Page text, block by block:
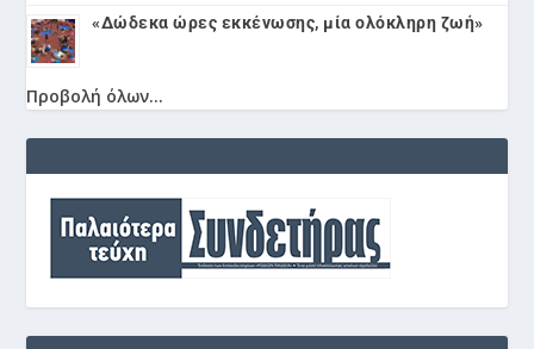
«Δώδεκα ώρες εκκένωσης, μία ολόκληρη ζωή»
Προβολή όλων...